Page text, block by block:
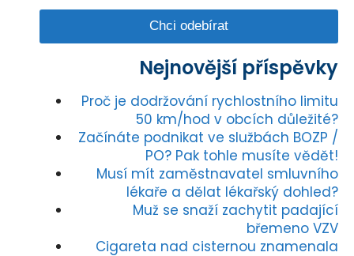
Nejnovější příspěvky
Proč je dodržování rychlostního limitu
50 km/hod v obcích důležité?
Začínáte podnikat ve službách BOZP /
PO? Pak tohle musíte vědět!
Musí mít zaměstnavatel smluvního
lékaře a dělat lékařský dohled?
Muž se snaží zachytit padající
břemeno VZV
Cigareta nad cisternou znamenala